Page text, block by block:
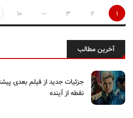
صفحه‌بندی
نوشته‌ها
1
2
3
…
10
آخرین مطالب
جزئیات جدید از فیلم بعدی
نقطه از آینده